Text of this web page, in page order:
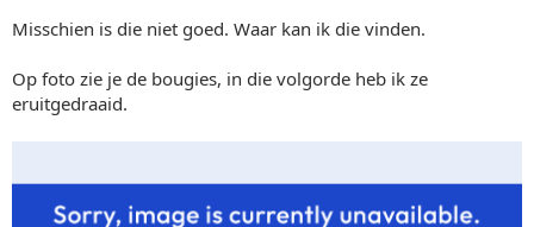
Misschien is die niet goed. Waar kan ik die vinden.
Op foto zie je de bougies, in die volgorde heb ik ze
eruitgedraaid.